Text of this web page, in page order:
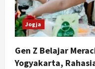
Jogja
Gen Z Belajar
Yogyakarta,